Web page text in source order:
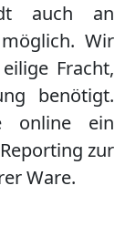
auch an
Wir
Fracht,
benötigt.
online ein
zur
Ware.